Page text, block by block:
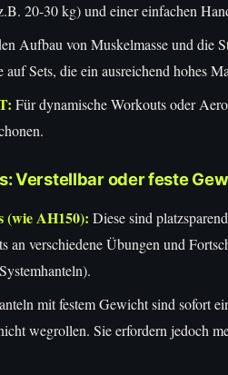
20-30 kg) und einer einfachen
Aufbau von Muskelmasse und die
Sets, die ein ausreichend hohes
Für dynamische Workouts oder
Verstellbar oder feste
(wie AH150): Diese sind
an verschiedene Übungen und
mit festem Gewicht sind sofort
wegrollen. Sie erfordern jedoch